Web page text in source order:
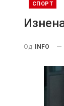
СПОРТ
Од INFO